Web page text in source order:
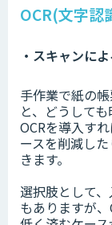
OCR(文字認
・スキャンに
手作業で紙の
と、どうして
OCRを導入す
ースを削減し
きます。
選択肢として
もありますが